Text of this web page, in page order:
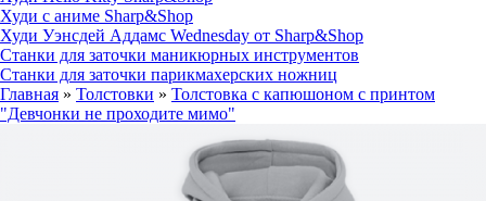
Худи с аниме Sharp&Shop
Худи Уэнсдей Аддамс Wednesday от Sharp&Shop
Станки для заточки маникюрных инструментов
Станки для заточки парикмахерских ножниц
Главная » Толстовки » Толстовка с капюшоном с принтом
"Девчонки не проходите мимо"